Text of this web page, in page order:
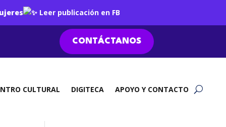
Leer publicación en FB
CONTÁCTANOS
CULTURAL DIGITECA APOYO Y CONTACTO